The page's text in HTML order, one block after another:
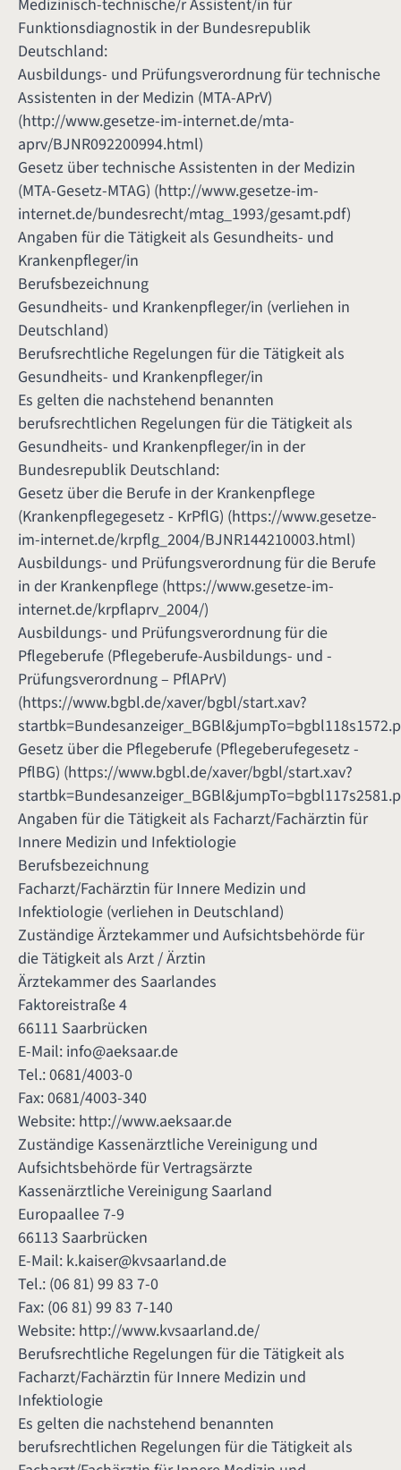
Medizinisch-technische/r Assistent/in für
Funktionsdiagnostik in der Bundesrepublik
Deutschland:
Ausbildungs- und Prüfungsverordnung für technische
Assistenten in der Medizin (MTA-APrV)
(http://www.gesetze-im-internet.de/mta-
aprv/BJNR092200994.html)
Gesetz über technische Assistenten in der Medizin
(MTA-Gesetz-MTAG) (http://www.gesetze-im-
internet.de/bundesrecht/mtag_1993/gesamt.pdf)
Angaben für die Tätigkeit als Gesundheits- und
Krankenpfleger/in
Berufsbezeichnung
Gesundheits- und Krankenpfleger/in (verliehen in
Deutschland)
Berufsrechtliche Regelungen für die Tätigkeit als
Gesundheits- und Krankenpfleger/in
Es gelten die nachstehend benannten
berufsrechtlichen Regelungen für die Tätigkeit als
Gesundheits- und Krankenpfleger/in in der
Bundesrepublik Deutschland:
Gesetz über die Berufe in der Krankenpflege
(Krankenpflegegesetz - KrPflG) (https://www.gesetze-
im-internet.de/krpflg_2004/BJNR144210003.html)
Ausbildungs- und Prüfungsverordnung für die Berufe
in der Krankenpflege (https://www.gesetze-im-
internet.de/krpflaprv_2004/)
Ausbildungs- und Prüfungsverordnung für die
Pflegeberufe (Pflegeberufe-Ausbildungs- und -
Prüfungsverordnung – PflAPrV)
(https://www.bgbl.de/xaver/bgbl/start.xav?
Gesetz über die Pflegeberufe (Pflegeberufegesetz -
PflBG) (https://www.bgbl.de/xaver/bgbl/start.xav?
Angaben für die Tätigkeit als Facharzt/Fachärztin für
Innere Medizin und Infektiologie
Berufsbezeichnung
Facharzt/Fachärztin für Innere Medizin und
Infektiologie (verliehen in Deutschland)
Zuständige Ärztekammer und Aufsichtsbehörde für
die Tätigkeit als Arzt / Ärztin
Ärztekammer des Saarlandes
Faktoreistraße 4
66111 Saarbrücken
E-Mail: info@aeksaar.de
Tel.: 0681/4003-0
Fax: 0681/4003-340
Website: http://www.aeksaar.de
Zuständige Kassenärztliche Vereinigung und
Aufsichtsbehörde für Vertragsärzte
Kassenärztliche Vereinigung Saarland
Europaallee 7-9
66113 Saarbrücken
E-Mail: k.kaiser@kvsaarland.de
Tel.: (06 81) 99 83 7-0
Fax: (06 81) 99 83 7-140
Website: http://www.kvsaarland.de/
Berufsrechtliche Regelungen für die Tätigkeit als
Facharzt/Fachärztin für Innere Medizin und
Infektiologie
Es gelten die nachstehend benannten
berufsrechtlichen Regelungen für die Tätigkeit als